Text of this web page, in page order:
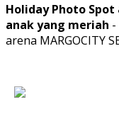
Holiday Photo
anak yang meriah
arena MARGOCITY